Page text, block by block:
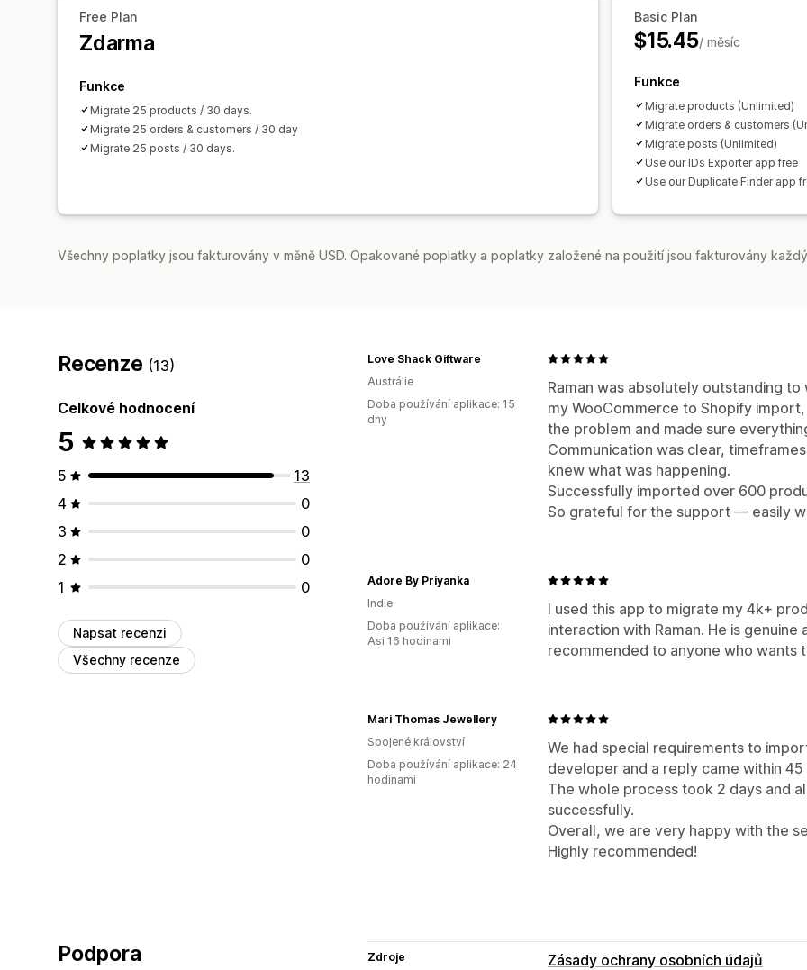
Free Plan
Zdarma
Funkce
Migrate 25 products / 30 days.
Migrate 25 orders & customers / 30 day
Migrate 25 posts / 30 days.
Basic Plan
$15.45/ měsíc
Funkce
Migrate products (Unlimited)
Migrate orders & customers
Migrate posts (Unlimited)
Use our IDs Exporter app free
Use our Duplicate Finder app
Všechny poplatky jsou fakturovány v měně USD. Opakované poplatky a poplatky založené na použití jsou fakturovány
Recenze (13)
Celkové hodnocení
5
5
13
4
0
3
0
2
0
1
0
Napsat recenzi
Všechny recenze
Raman was absolutely outstanding
my WooCommerce to Shopify
the problem and made sure
Communication was clear,
knew what was happening.
Successfully imported over 600
So grateful for the support — easily
Love Shack Giftware
Austrálie
Doba používání aplikace: 15
dny
I used this app to migrate my 4k+
interaction with Raman. He is
recommended to anyone who wants
Adore By Priyanka
Indie
Doba používání aplikace:
Asi 16 hodinami
We had special requirements to
developer and a reply came within 45
The whole process took 2 days and
successfully.
Overall, we are very happy with the
Highly recommended!
Mari Thomas Jewellery
Spojené království
Doba používání aplikace: 24
hodinami
Podpora Zdroje
Zásady ochrany osobních údajů